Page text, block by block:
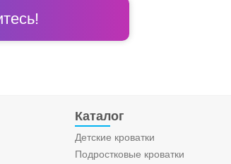
Каталог
Детские кроватки
Подростковые кроватки